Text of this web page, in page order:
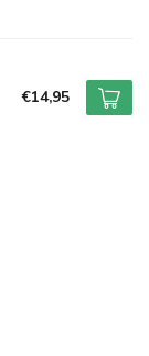
€14,95